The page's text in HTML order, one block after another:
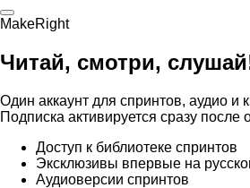
MakeRight
Читай, смотри,
Один аккаунт для спринтов, аудио и
Подписка активируется сразу после
Доступ к библиотеке спринтов
Эксклюзивы впервые на
Аудиоверсии спринтов